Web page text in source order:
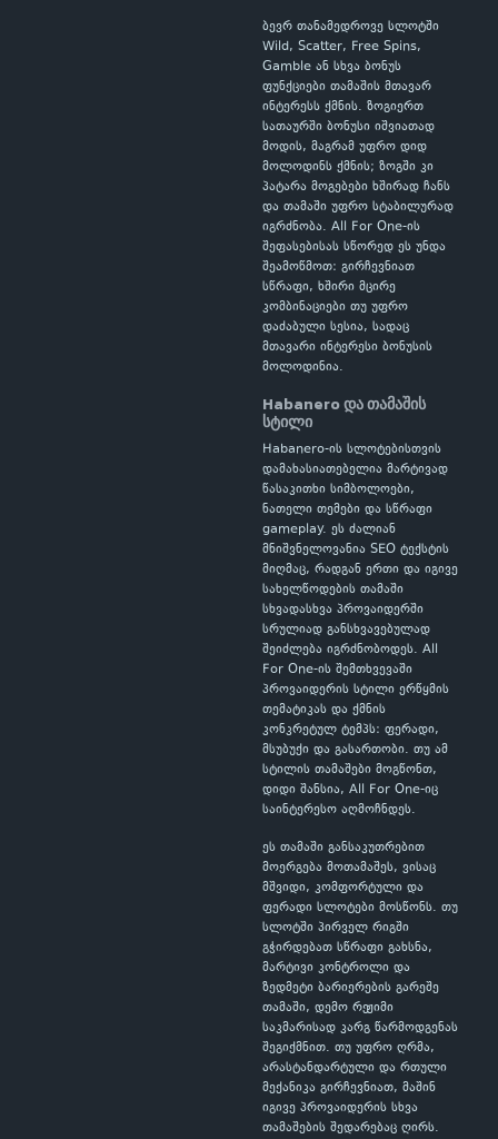
ბევრ თანამედროვე სლოტში
Wild, Scatter, Free Spins,
Gamble ან სხვა ბონუს
ფუნქციები თამაშის მთავარ
ინტერესს ქმნის. ზოგიერთ
სათაურში ბონუსი იშვიათად
მოდის, მაგრამ უფრო დიდ
მოლოდინს ქმნის; ზოგში კი
პატარა მოგებები ხშირად ჩანს
და თამაში უფრო სტაბილურად
იგრძნობა. All For One-ის
შეფასებისას სწორედ ეს უნდა
შეამოწმოთ: გირჩევნიათ
სწრაფი, ხშირი მცირე
კომბინაციები თუ უფრო
დაძაბული სესია, სადაც
მთავარი ინტერესი ბონუსის
მოლოდინია.
Habanero და თამაშის
სტილი
Habanero-ის სლოტებისთვის
დამახასიათებელია მარტივად
წასაკითხი სიმბოლოები,
ნათელი თემები და სწრაფი
gameplay. ეს ძალიან
მნიშვნელოვანია SEO ტექსტის
მიღმაც, რადგან ერთი და იგივე
სახელწოდების თამაში
სხვადასხვა პროვაიდერში
სრულიად განსხვავებულად
შეიძლება იგრძნობოდეს. All
For One-ის შემთხვევაში
პროვაიდერის სტილი ერწყმის
თემატიკას და ქმნის
კონკრეტულ ტემპს: ფერადი,
მსუბუქი და გასართობი. თუ ამ
სტილის თამაშები მოგწონთ,
დიდი შანსია, All For One-იც
საინტერესო აღმოჩნდეს.
ეს თამაში განსაკუთრებით
მოერგება მოთამაშეს, ვისაც
მშვიდი, კომფორტული და
ფერადი სლოტები მოსწონს. თუ
სლოტში პირველ რიგში
გჭირდებათ სწრაფი გახსნა,
მარტივი კონტროლი და
ზედმეტი ბარიერების გარეშე
თამაში, დემო რეჟიმი
საკმარისად კარგ წარმოდგენას
შეგიქმნით. თუ უფრო ღრმა,
არასტანდარტული და რთული
მექანიკა გირჩევნიათ, მაშინ
იგივე პროვაიდერის სხვა
თამაშების შედარებაც ღირს.